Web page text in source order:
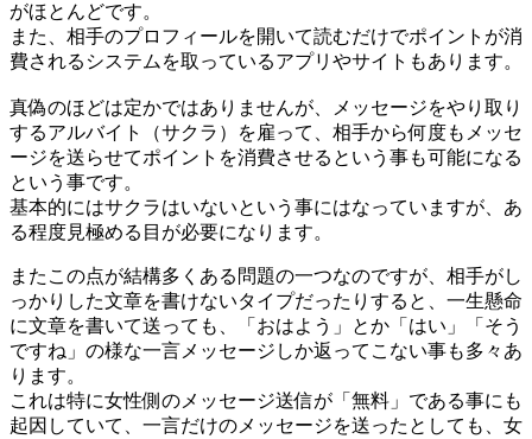
がほとんどです。
また、相手のプロフィールを開いて読むだけでポイントが消
費されるシステムを取っているアプリやサイトもあります。
真偽のほどは定かではありませんが、メッセージをやり取り
するアルバイト（サクラ）を雇って、相手から何度もメッセ
ージを送らせてポイントを消費させるという事も可能になる
という事です。
基本的にはサクラはいないという事にはなっていますが、あ
る程度見極める目が必要になります。
またこの点が結構多くある問題の一つなのですが、相手がし
っかりした文章を書けないタイプだったりすると、一生懸命
に文章を書いて送っても、「おはよう」とか「はい」「そう
ですね」の様な一言メッセージしか返ってこない事も多々あ
ります。
これは特に女性側のメッセージ送信が「無料」である事にも
起因していて、一言だけのメッセージを送ったとしても、女